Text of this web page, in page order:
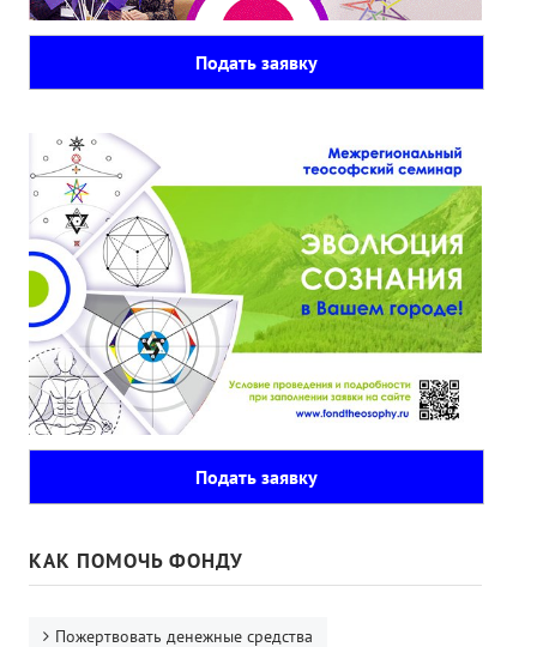
Подать заявку
Подать заявку
КАК ПОМОЧЬ ФОНДУ
Пожертвовать денежные средства